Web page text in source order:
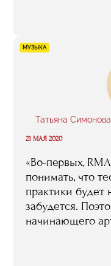
сформировать
работы с
МУЗЫКА
Татьяна
21 МАЯ 2020
«Во-первых,
понимать, что
практики будет
забудется.
начинающего